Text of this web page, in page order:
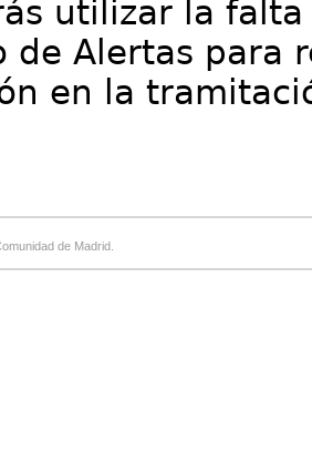
utilizar la
de Alertas para
en la
de Madrid.